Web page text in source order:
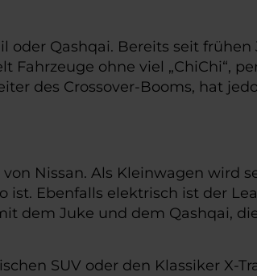
oder Qashqai. Bereits seit
Fahrzeuge ohne viel „ChiChi“,
des Crossover-Booms, hat
Nissan. Als Kleinwagen wird
Ebenfalls elektrisch ist der
dem Juke und dem Qashqai,
SUV oder den Klassiker X-